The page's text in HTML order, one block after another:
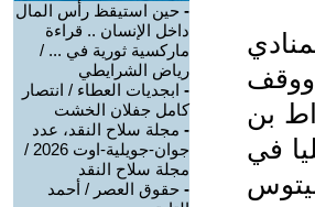
ووقف
بن
في
- حين استيقظ رأس المال
داخل الإنسان .. قراءة
ماركسية ثورية في ... /
رياض الشرايطي
- ابجديات العطاء / انتصار
كامل جفلان الخشت
- مجلة سلاح النقد، عدد
جوان-جويلية-اوت 2026 /
مجلة سلاح النقد
- حقوق العصر / أحمد